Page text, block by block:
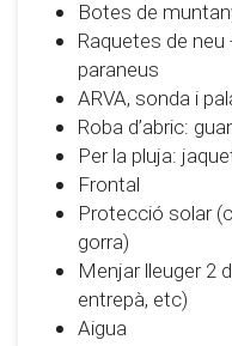
Botes de
Raquetes de
paraneus
ARVA, sonda i
Roba d’abric:
Per la pluja:
Frontal
Protecció solar
gorra)
Menjar lleuger 2
entrepà, etc)
Aigua